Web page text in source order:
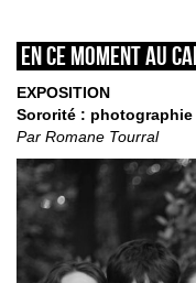
En ce moment au
EXPOSITION
Sororité :
Par Romane Tourral